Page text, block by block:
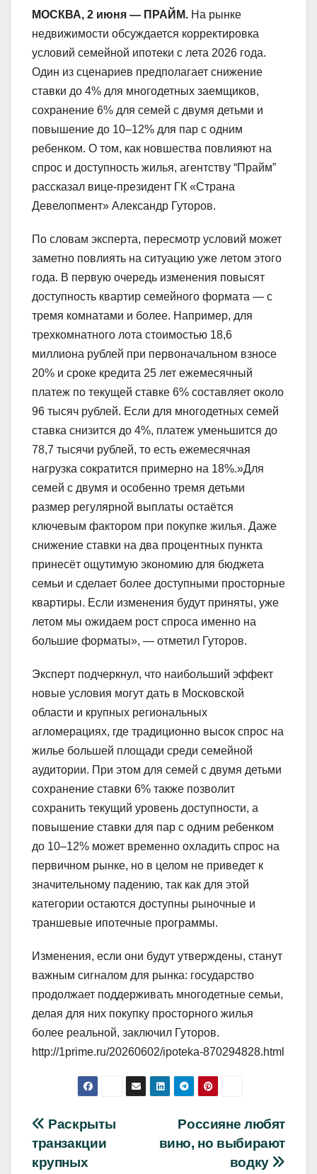
МОСКВА, 2 июня — ПРАЙМ. На рынке
недвижимости обсуждается корректировка
условий семейной ипотеки с лета 2026 года.
Один из сценариев предполагает снижение
ставки до 4% для многодетных заемщиков,
сохранение 6% для семей с двумя детьми и
повышение до 10–12% для пар с одним
ребенком. О том, как новшества повлияют на
спрос и доступность жилья, агентству “Прайм”
рассказал вице-президент ГК «Страна
Девелопмент» Александр Гуторов.
По словам эксперта, пересмотр условий может
заметно повлиять на ситуацию уже летом этого
года. В первую очередь изменения повысят
доступность квартир семейного формата — с
тремя комнатами и более. Например, для
трехкомнатного лота стоимостью 18,6
миллиона рублей при первоначальном взносе
20% и сроке кредита 25 лет ежемесячный
платеж по текущей ставке 6% составляет около
96 тысяч рублей. Если для многодетных семей
ставка снизится до 4%, платеж уменьшится до
78,7 тысячи рублей, то есть ежемесячная
нагрузка сократится примерно на 18%.»Для
семей с двумя и особенно тремя детьми
размер регулярной выплаты остаётся
ключевым фактором при покупке жилья. Даже
снижение ставки на два процентных пункта
принесёт ощутимую экономию для бюджета
семьи и сделает более доступными просторные
квартиры. Если изменения будут приняты, уже
летом мы ожидаем рост спроса именно на
большие форматы», — отметил Гуторов.
Эксперт подчеркнул, что наибольший эффект
новые условия могут дать в Московской
области и крупных региональных
агломерациях, где традиционно высок спрос на
жилье большей площади среди семейной
аудитории. При этом для семей с двумя детьми
сохранение ставки 6% также позволит
сохранить текущий уровень доступности, а
повышение ставки для пар с одним ребенком
до 10–12% может временно охладить спрос на
первичном рынке, но в целом не приведет к
значительному падению, так как для этой
категории остаются доступны рыночные и
траншевые ипотечные программы.
Изменения, если они будут утверждены, станут
важным сигналом для рынка: государство
продолжает поддерживать многодетные семьи,
делая для них покупку просторного жилья
более реальной, заключил Гуторов.
http://1prime.ru/20260602/ipoteka-870294828.html
Навигация
по
Россияне любят
вино, но выбирают
водку
Раскрыты
транзакции
крупных